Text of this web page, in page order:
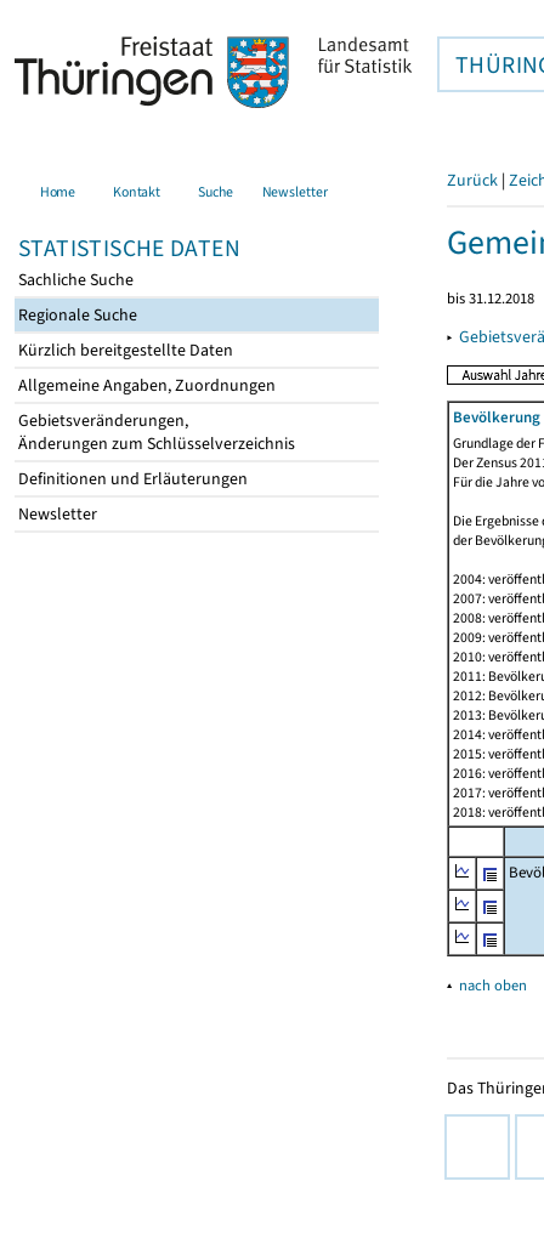
Home Kontakt Suche Newsletter
STATISTISCHE DATEN
Sachliche Suche
Regionale Suche
Kürzlich bereitgestellte Daten
Allgemeine Angaben, Zuordnungen
Gebietsveränderungen,
Änderungen zum Schlüsselverzeichnis
Definitionen und Erläuterungen
Newsletter
Zurück |
bis 31.12.2018
▸
Grundlage der
Der Zensus
Für die Jahre
Die
der
2004:
2007:
2008:
2009:
2010:
2011:
2012:
2013:
2014:
2015:
2016:
2017:
2018:
▴ nach oben
Das